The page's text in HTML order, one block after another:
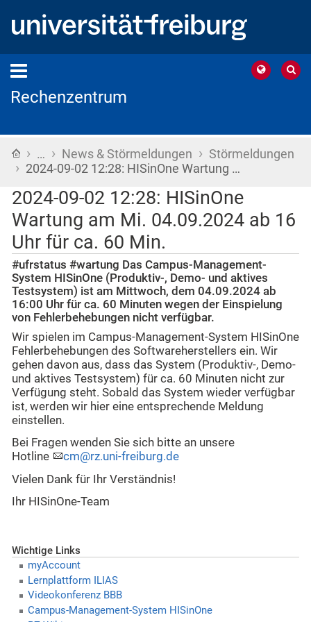
Rechenzentrum
Startseite
› … › News & Störmeldungen › Störmeldungen
› 2024-09-02 12:28: HISinOne Wartung …
2024-09-02 12:28: HISinOne
Wartung am Mi. 04.09.2024 ab 16
Uhr für ca. 60 Min.
#ufrstatus #wartung Das Campus-Management-
System HISinOne (Produktiv-, Demo- und aktives
Testsystem) ist am Mittwoch, dem 04.09.2024 ab
16:00 Uhr für ca. 60 Minuten wegen der Einspielung
von Fehlerbehebungen nicht verfügbar.
Wir spielen im Campus-Management-System HISinOne
Fehlerbehebungen des Softwareherstellers ein. Wir
gehen davon aus, dass das System (Produktiv-, Demo-
und aktives Testsystem) für ca. 60 Minuten nicht zur
Verfügung steht. Sobald das System wieder verfügbar
ist, werden wir hier eine entsprechende Meldung
einstellen.
Bei Fragen wenden Sie sich bitte an unsere
Hotline
cm@rz.uni-freiburg.de
Vielen Dank für Ihr Verständnis!
Ihr HISinOne-Team
Wichtige Links
myAccount
Lernplattform ILIAS
Videokonferenz BBB
Campus-Management-System HISinOne